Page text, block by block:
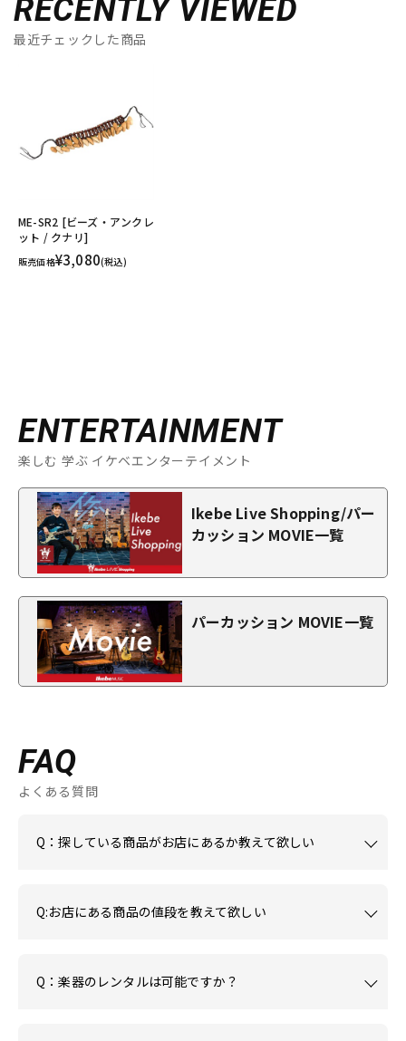
RECENTLY VIEWED
最近チェックした商品
ME-SR2 [ビーズ・アンクレ
ット / クナリ]
販売価格¥3,080(税込)
ENTERTAINMENT
楽しむ 学ぶ イケベエンターテイメント
Ikebe Live Shopping/パー
カッション MOVIE一覧
パーカッション MOVIE一覧
FAQ
よくある質問
Q：探している商品がお店にあるか教えて欲しい
Q:お店にある商品の値段を教えて欲しい
Q：楽器のレンタルは可能ですか？